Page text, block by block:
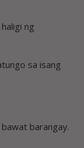
ng
sa isang
barangay.